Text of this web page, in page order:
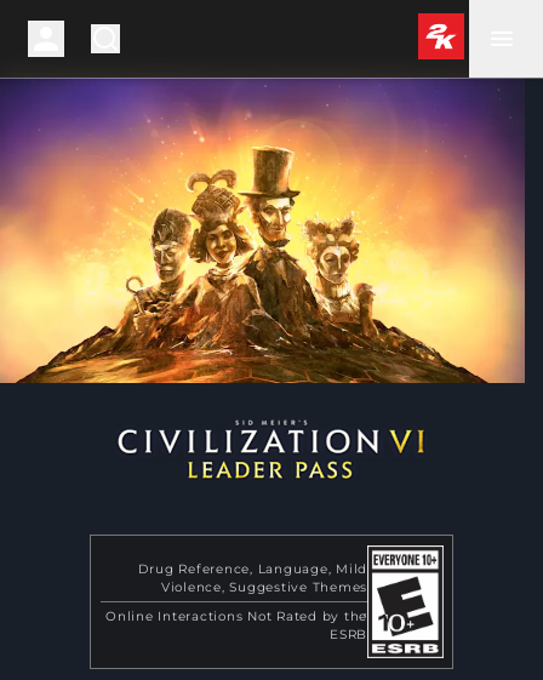
Drug Reference Language
Mild
Violence Suggestive Themes
Online Interactions Not Rated by the
ESRB